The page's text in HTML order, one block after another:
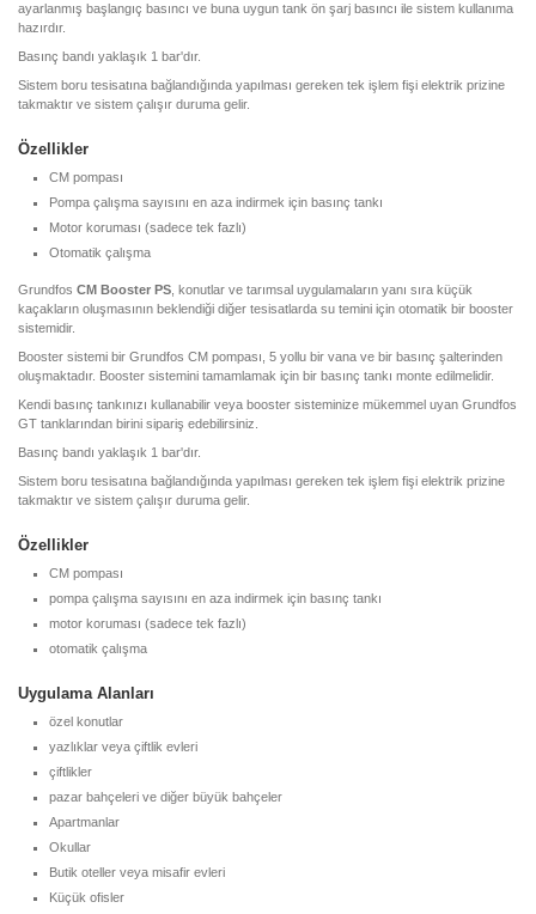
ayarlanmış başlangıç basıncı ve buna uygun tank ön şarj basıncı ile sistem kullanıma
hazırdır.
Basınç bandı yaklaşık 1 bar'dır.
Sistem boru tesisatına bağlandığında yapılması gereken tek işlem fişi elektrik prizine
takmaktır ve sistem çalışır duruma gelir.
Özellikler
CM pompası
Pompa çalışma sayısını en aza indirmek için basınç tankı
Motor koruması (sadece tek fazlı)
Otomatik çalışma
Grundfos CM Booster PS , konutlar ve tarımsal uygulamaların yanı sıra küçük
kaçakların oluşmasının beklendiği diğer tesisatlarda su temini için otomatik bir booster
sistemidir.
Booster sistemi bir Grundfos CM pompası, 5 yollu bir vana ve bir basınç şalterinden
oluşmaktadır. Booster sistemini tamamlamak için bir basınç tankı monte edilmelidir.
Kendi basınç tankınızı kullanabilir veya booster sisteminize mükemmel uyan Grundfos
GT tanklarından birini sipariş edebilirsiniz.
Basınç bandı yaklaşık 1 bar'dır.
Sistem boru tesisatına bağlandığında yapılması gereken tek işlem fişi elektrik prizine
takmaktır ve sistem çalışır duruma gelir.
Özellikler
CM pompası
pompa çalışma sayısını en aza indirmek için basınç tankı
motor koruması (sadece tek fazlı)
otomatik çalışma
Uygulama Alanları
özel konutlar
yazlıklar veya çiftlik evleri
çiftlikler
pazar bahçeleri ve diğer büyük bahçeler
Apartmanlar
Okullar
Butik oteller veya misafir evleri
Küçük ofisler